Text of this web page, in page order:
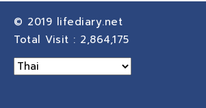
© 2019 lifediary.net
Total Visit : 2,864,175